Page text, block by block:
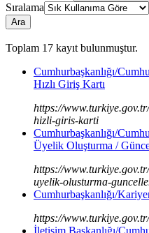
Sıralama
Ara
Toplam 17 kayıt bulunmuştur.
Cumhurbaşkanlığı/
Hızlı Giriş Kartı
https://
hizli-giris-karti
Cumhurbaşkanlığı/
Üyelik Oluşturma /
https://
uyelik-olusturma-
Cumhurbaşkanlığı/
https://
İletişim Başkanlığı/